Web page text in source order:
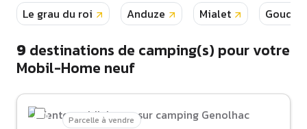
Le grau du roi Anduze Mialet
9 destinations de camping(s) pour votre
Mobil-Home neuf
Parcelle à vendre